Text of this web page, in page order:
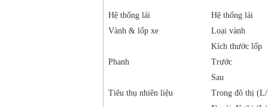
Hệ thống lái
Hệ thống lái
Vành & lốp xe
Loại vành
Kích thước lốp
Phanh
Trước
Sau
Tiêu thụ nhiên liệu
Trong đô thị